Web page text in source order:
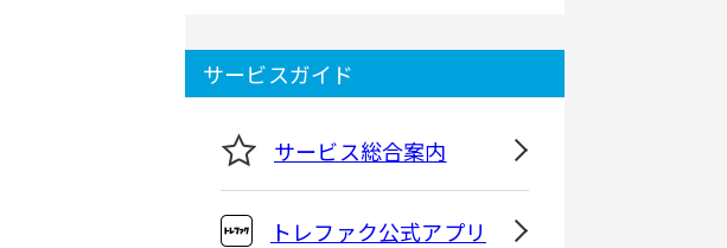
サービスガイド
サービス総合案内
トレファク公式アプリ